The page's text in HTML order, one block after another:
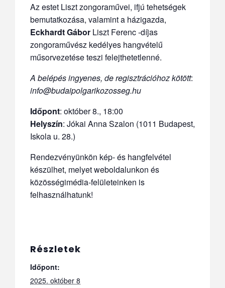
Az estet Liszt zongoraművei, ifjú tehetségek
bemutatkozása, valamint a házigazda,
Eckhardt Gábor Liszt Ferenc -díjas
zongoraművész kedélyes hangvételű
műsorvezetése teszi felejthetetlenné.
A belépés ingyenes, de regisztrációhoz kötött:
info@budaipolgarikozosseg.hu
Időpont: október 8., 18:00
Helyszín: Jókai Anna Szalon (1011 Budapest,
Iskola u. 28.)
Rendezvényünkön kép- és hangfelvétel
készülhet, melyet weboldalunkon és
közösségimédia-felületeinken is
felhasználhatunk!
Részletek
Időpont:
2025. október 8